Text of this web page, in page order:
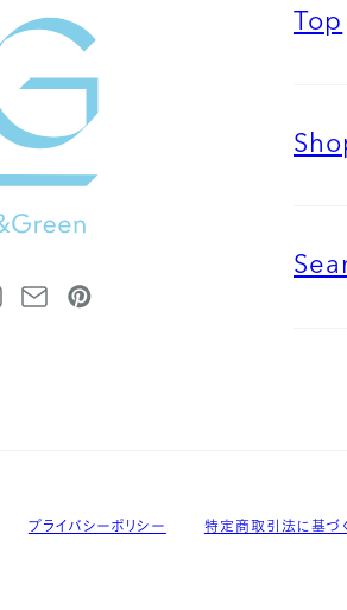
Top
プライバシーポリシー 特定商取引法に基づ